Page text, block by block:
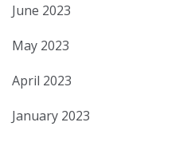
June 2023
May 2023
April 2023
January 2023